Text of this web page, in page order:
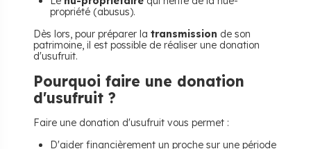
propriété (abusus).
Dès lors, pour préparer la transmission de son
patrimoine, il est possible de réaliser une donation
d'usufruit.
Pourquoi faire une donation
d'usufruit ?
Faire une donation d'usufruit vous permet :
D'aider financièrement un proche sur une période